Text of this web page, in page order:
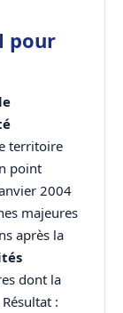
pour
territoire
point
2004
majeures
après la
dont la
: